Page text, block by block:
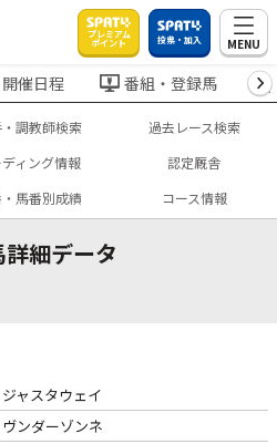
プレミアム
ポイント 投票・加入 MENU
開催日程 番組・登録馬
調教師検索
過去レース検索
ディング情報
認定厩舎
馬番別成績 コース情報
細データ
ジャスタウェイ
ヴンダーゾンネ